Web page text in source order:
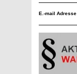
E.-mail Adresse